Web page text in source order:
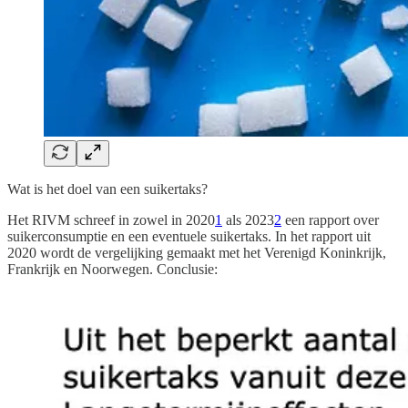
Wat is het doel van een suikertaks?
Het RIVM schreef in zowel in 20201 als 20232 een rapport over
suikerconsumptie en een eventuele suikertaks. In het rapport uit
2020 wordt de vergelijking gemaakt met het Verenigd Koninkrijk,
Frankrijk en Noorwegen. Conclusie: